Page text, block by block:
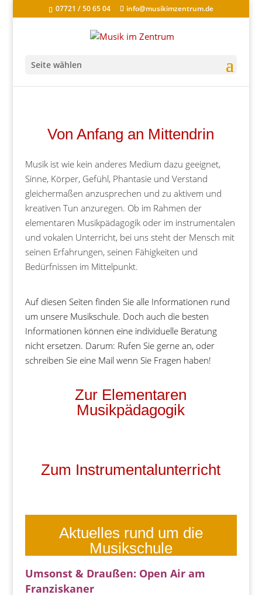
07721 / 50 65 04 info@musikimzentrum.de
Seite wählen
Von Anfang an Mittendrin
Musik ist wie kein anderes Medium dazu geeignet,
Sinne, Körper, Gefühl, Phantasie und Verstand
gleichermaßen anzusprechen und zu aktivem und
kreativen Tun anzuregen. Ob im Rahmen der
elementaren Musikpädagogik oder im instrumentalen
und vokalen Unterricht, bei uns steht der Mensch mit
seinen Erfahrungen, seinen Fähigkeiten und
Bedürfnissen im Mittelpunkt.
Auf diesen Seiten finden Sie alle Informationen rund
um unsere Musikschule. Doch auch die besten
Informationen können eine individuelle Beratung
nicht ersetzen. Darum: Rufen Sie gerne an, oder
schreiben Sie eine Mail wenn Sie Fragen haben!
Zur Elementaren
Musikpädagogik
Zum Instrumentalunterricht
Aktuelles rund um die
Musikschule
Umsonst & Draußen: Open Air am
Franziskaner